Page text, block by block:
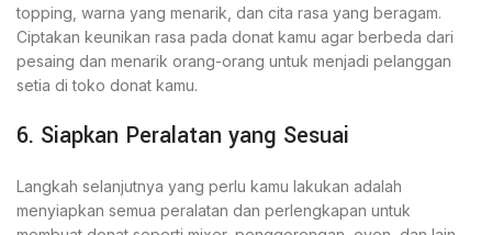
topping, warna yang menarik, dan cita rasa yang beragam.
Ciptakan keunikan rasa pada donat kamu agar berbeda dari
pesaing dan menarik orang-orang untuk menjadi pelanggan
setia di toko donat kamu.
6. Siapkan Peralatan yang Sesuai
Langkah selanjutnya yang perlu kamu lakukan adalah
menyiapkan semua peralatan dan perlengkapan untuk